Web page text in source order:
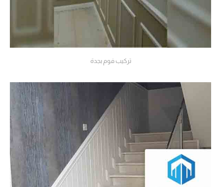
تركيب فوم بجدة